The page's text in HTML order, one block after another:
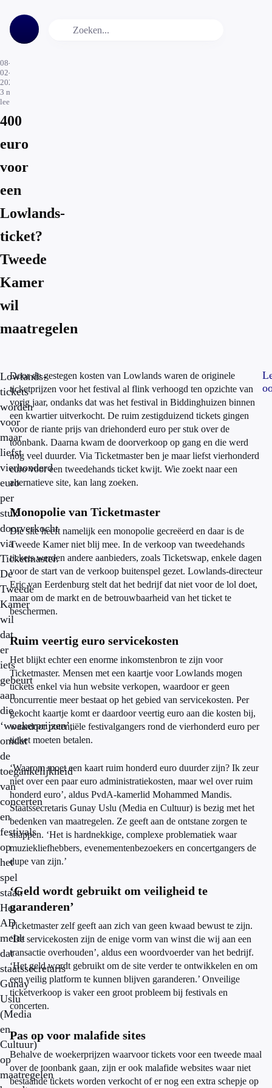
08-
02-
2023
3 min.
leestijd
400
euro
voor
een
Lowlands-
ticket?
Tweede
Kamer
wil
maatregelen
Lowlands-
tickets
worden
voor
maar
liefst
vierhonderd
euro
per
stuk
doorverkocht
via
Ticketmaster.
De
Tweede
Kamer
wil
dat
er
iets
gebeurt
aan
die
‘woekerprijzen’,
omdat
de
toegankelijkheid
van
concerten
en
festivals
op
het
spel
staat.
Het
AD
meldt
dat
staatssecretaris
Gunay
Uslu
(Media
en
Cultuur)
op
maatregelen
Door de gestegen kosten van Lowlands waren de originele
ticketprijzen voor het festival al flink verhoogd ten opzichte van
vorig jaar, ondanks dat was het festival in Biddinghuizen binnen
een kwartier uitverkocht. De ruim zestigduizend tickets gingen
voor de riante prijs van driehonderd euro per stuk over de
toonbank. Daarna kwam de doorverkoop op gang en die werd
nog veel duurder. Via Ticketmaster ben je maar liefst vierhonderd
euro voor een tweedehands ticket kwijt. Wie zoekt naar een
alternatieve site, kan lang zoeken.
Monopolie van Ticketmaster
Die site heeft namelijk een monopolie gecreëerd en daar is de
Tweede Kamer niet blij mee. In de verkoop van tweedehands
tickets werden andere aanbieders, zoals Ticketswap, enkele dagen
voor de start van de verkoop buitenspel gezet. Lowlands-directeur
Eric van Eerdenburg stelt dat het bedrijf dat niet voor de lol doet,
maar om de markt en de betrouwbaarheid van het ticket te
beschermen.
Ruim veertig euro servicekosten
Het blijkt echter een enorme inkomstenbron te zijn voor
Ticketmaster. Mensen met een kaartje voor Lowlands mogen
tickets enkel via hun website verkopen, waardoor er geen
concurrentie meer bestaat op het gebied van servicekosten. Per
gekocht kaartje komt er daardoor veertig euro aan die kosten bij,
waardoor potentiële festivalgangers rond de vierhonderd euro per
ticket moeten betalen.
‘Waarom moet een kaart ruim honderd euro duurder zijn? Ik zeur
niet over een paar euro administratiekosten, maar wel over ruim
honderd euro’, aldus PvdA-kamerlid Mohammed Mandis.
Staatssecretaris Gunay Uslu (Media en Cultuur) is bezig met het
bedenken van maatregelen. Ze geeft aan de ontstane zorgen te
snappen. ‘Het is hardnekkige, complexe problematiek waar
muziekliefhebbers, evenementenbezoekers en concertgangers de
dupe van zijn.’
‘Geld wordt gebruikt om veiligheid te
garanderen’
Ticketmaster zelf geeft aan zich van geen kwaad bewust te zijn.
‘De servicekosten zijn de enige vorm van winst die wij aan een
transactie overhouden’, aldus een woordvoerder van het bedrijf.
‘Het geld wordt gebruikt om de site verder te ontwikkelen en om
een veilig platform te kunnen blijven garanderen.’ Onveilige
ticketverkoop is vaker een groot probleem bij festivals en
concerten.
Pas op voor malafide sites
Behalve de woekerprijzen waarvoor tickets voor een tweede maal
over de toonbank gaan, zijn er ook malafide websites waar niet
bestaande tickets worden verkocht of er nog een extra schepje op